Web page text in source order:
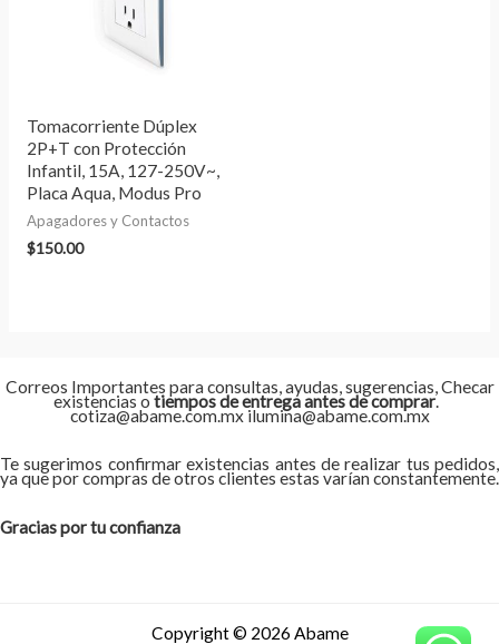
Tomacorriente Dúplex
2P+T con Protección
Infantil, 15A, 127-250V~,
Placa Aqua, Modus Pro
Apagadores y Contactos
$150.00
Correos Importantes para consultas, ayudas, sugerencias, Checar
existencias o tiempos de entrega antes de comprar.
cotiza@abame.com.mx ilumina@abame.com.mx
Te sugerimos confirmar existencias antes de realizar tus pedidos,
ya que por compras de otros clientes estas varían constantemente.
Gracias por tu confianza
Copyright © 2026 Abame